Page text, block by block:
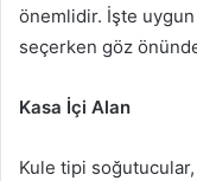
önemlidir. İşte
seçerken göz
Kasa İçi Alan
Kule tipi